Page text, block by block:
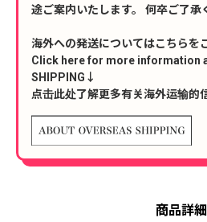
途ご案内いたします。 何卒ご了承
海外への発送についてはこちらを
Click here for more information
SHIPPING↓
点击此处了解更多有关海外运输的
商品詳細